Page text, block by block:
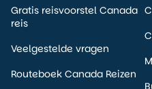
Gratis reisvoorstel Canada
reis
Veelgestelde vragen
Routeboek Canada Reizen